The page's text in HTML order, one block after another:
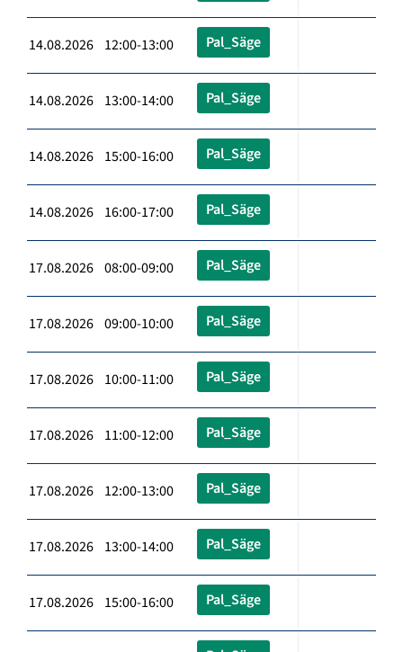
14.08.2026 12:00-13:00 Pal_Säge
14.08.2026 13:00-14:00 Pal_Säge
14.08.2026 15:00-16:00 Pal_Säge
14.08.2026 16:00-17:00 Pal_Säge
17.08.2026 08:00-09:00 Pal_Säge
17.08.2026 09:00-10:00 Pal_Säge
17.08.2026 10:00-11:00 Pal_Säge
17.08.2026 11:00-12:00 Pal_Säge
17.08.2026 12:00-13:00 Pal_Säge
17.08.2026 13:00-14:00 Pal_Säge
17.08.2026 15:00-16:00 Pal_Säge